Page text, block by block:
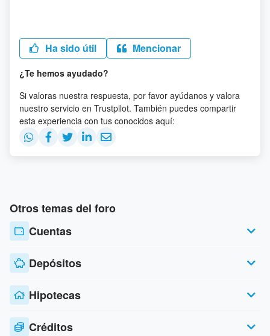
Ha sido útil Mencionar
¿Te hemos ayudado?
Si valoras nuestra respuesta, por favor ayúdanos y valora
nuestro servicio en Trustpilot. También puedes compartir
esta experiencia con tus conocidos aquí:
Otros temas del foro
Cuentas
Depósitos
Hipotecas
Créditos